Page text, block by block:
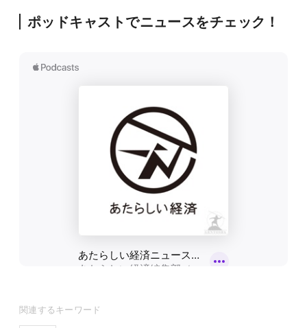
ポッドキャストでニュースをチェック！
関連するキーワード